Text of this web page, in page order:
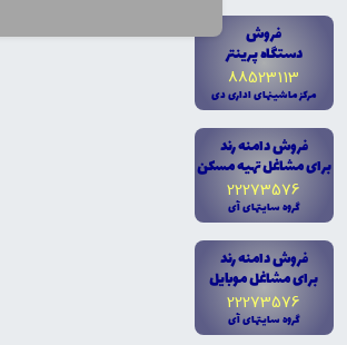
فروش
دستگاه پرينتر
88523113
مرکز ماشينهاى ادارى دى
فروش دامنه رند
براى مشاغل تهيه مسکن
22273576
گروه سايتهاى آى
فروش دامنه رند
براى مشاغل موبايل
22273576
گروه سايتهاى آى